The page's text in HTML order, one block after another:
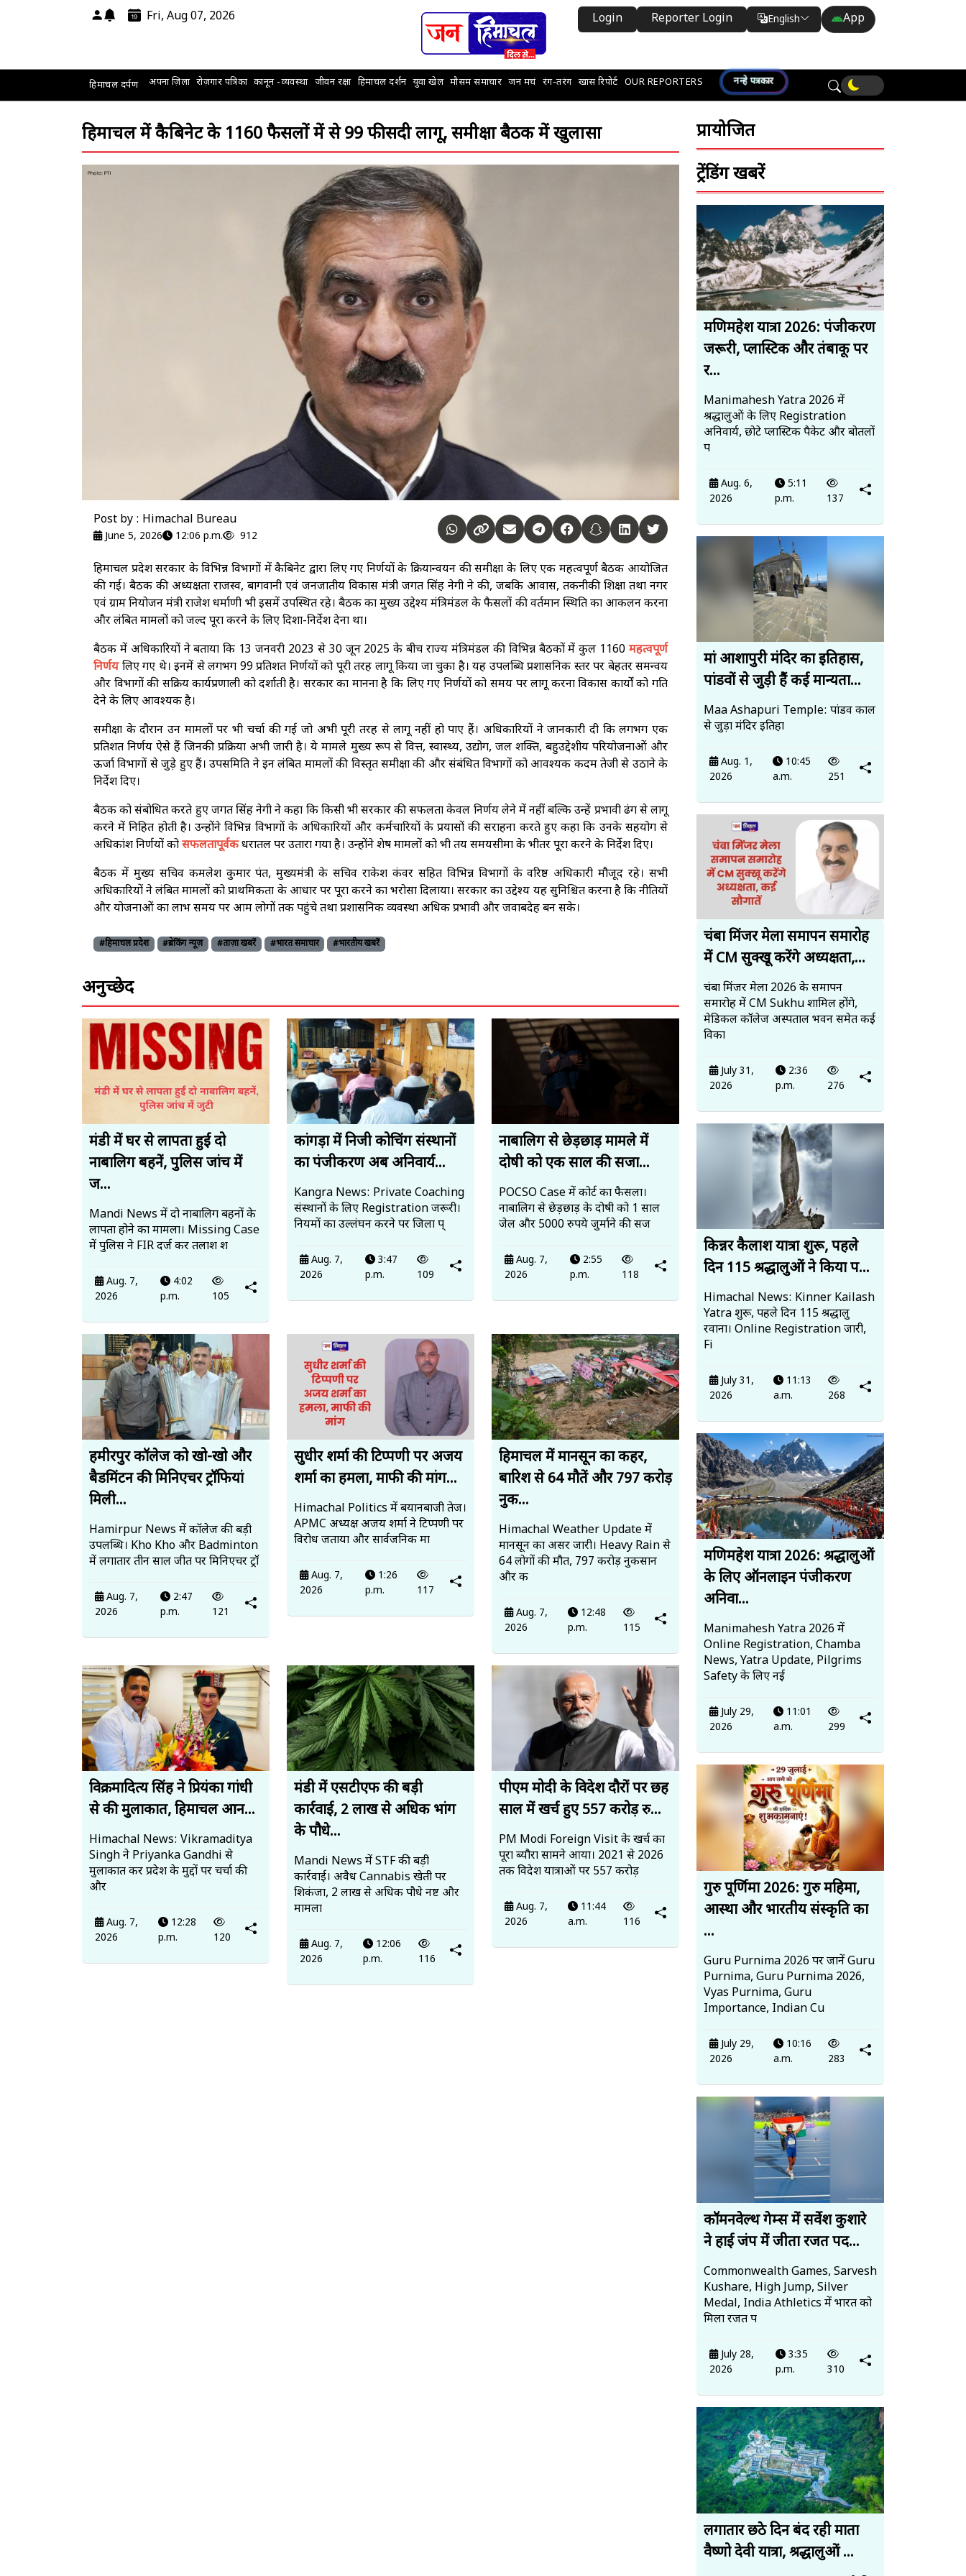
Fri, Aug 07, 2026 Login Reporter Login English
Translate
App
हिमाचल दर्पण अपना ज़िला रोज़गार पत्रिका कानून -व्यवस्था जीवन रक्षा हिमाचल दर्शन युवा खेल मौसम समाचार जन मचं रंग-तरंग खास रिपोर्ट OUR REPORTERS नन्हे पत्रकार
हिमाचल में कैबिनेट के 1160 फैसलों में से 99 फीसदी लागू, समीक्षा बैठक में खुलासा
Post by : Himachal Bureau
June 5, 2026 12:06 p.m. 912
हिमाचल प्रदेश सरकार के विभिन्न विभागों में कैबिनेट द्वारा लिए गए निर्णयों के क्रियान्वयन की समीक्षा के लिए एक महत्वपूर्ण बैठक आयोजित
की गई। बैठक की अध्यक्षता राजस्व, बागवानी एवं जनजातीय विकास मंत्री जगत सिंह नेगी ने की, जबकि आवास, तकनीकी शिक्षा तथा नगर
एवं ग्राम नियोजन मंत्री राजेश धर्माणी भी इसमें उपस्थित रहे। बैठक का मुख्य उद्देश्य मंत्रिमंडल के फैसलों की वर्तमान स्थिति का आकलन करना
और लंबित मामलों को जल्द पूरा करने के लिए दिशा-निर्देश देना था।
बैठक में अधिकारियों ने बताया कि 13 जनवरी 2023 से 30 जून 2025 के बीच राज्य मंत्रिमंडल की विभिन्न बैठकों में कुल 1160 महत्वपूर्ण
निर्णयलिए गए थे। इनमें से लगभग 99 प्रतिशत निर्णयों को पूरी तरह लागू किया जा चुका है। यह उपलब्धि प्रशासनिक स्तर पर बेहतर समन्वय
और विभागों की सक्रिय कार्यप्रणाली को दर्शाती है। सरकार का मानना है कि लिए गए निर्णयों को समय पर लागू करना विकास कार्यों को गति
देने के लिए आवश्यक है।
समीक्षा के दौरान उन मामलों पर भी चर्चा की गई जो अभी पूरी तरह से लागू नहीं हो पाए हैं। अधिकारियों ने जानकारी दी कि लगभग एक
प्रतिशत निर्णय ऐसे हैं जिनकी प्रक्रिया अभी जारी है। ये मामले मुख्य रूप से वित्त, स्वास्थ्य, उद्योग, जल शक्ति, बहुउद्देशीय परियोजनाओं और
ऊर्जा विभागों से जुड़े हुए हैं। उपसमिति ने इन लंबित मामलों की विस्तृत समीक्षा की और संबंधित विभागों को आवश्यक कदम तेजी से उठाने के
निर्देश दिए।
बैठक को संबोधित करते हुए जगत सिंह नेगी ने कहा कि किसी भी सरकार की सफलता केवल निर्णय लेने में नहीं बल्कि उन्हें प्रभावी ढंग से लागू
करने में निहित होती है। उन्होंने विभिन्न विभागों के अधिकारियों और कर्मचारियों के प्रयासों की सराहना करते हुए कहा कि उनके सहयोग से
अधिकांश निर्णयों कोसफलतापूर्वकधरातल पर उतारा गया है। उन्होंने शेष मामलों को भी तय समयसीमा के भीतर पूरा करने के निर्देश दिए।
बैठक में मुख्य सचिव कमलेश कुमार पंत, मुख्यमंत्री के सचिव राकेश कंवर सहित विभिन्न विभागों के वरिष्ठ अधिकारी मौजूद रहे। सभी
अधिकारियों ने लंबित मामलों को प्राथमिकता के आधार पर पूरा करने का भरोसा दिलाया। सरकार का उद्देश्य यह सुनिश्चित करना है कि नीतियों
और योजनाओं का लाभ समय पर आम लोगों तक पहुंचे तथा प्रशासनिक व्यवस्था अधिक प्रभावी और जवाबदेह बन सके।
#हिमाचल प्रदेश #ब्रेकिंग न्यूज़ #ताज़ा खबरें #भारत समाचार #भारतीय खबरें
अनुच्छेद
मंडी में घर से लापता हुईं दो
नाबालिग बहनें, पुलिस जांच में
ज...
Mandi News में दो नाबालिग बहनों के
लापता होने का मामला। Missing Case
में पुलिस ने FIR दर्ज कर तलाश श
Aug. 7,
2026
4:02
p.m.
105
कांगड़ा में निजी कोचिंग संस्थानों
का पंजीकरण अब अनिवार्य...
Kangra News: Private Coaching
संस्थानों के लिए Registration जरूरी।
नियमों का उल्लंघन करने पर जिला प्
Aug. 7,
2026
3:47
p.m.
109
नाबालिग से छेड़छाड़ मामले में
दोषी को एक साल की सजा...
POCSO Case में कोर्ट का फैसला।
नाबालिग से छेड़छाड़ के दोषी को 1 साल
जेल और 5000 रुपये जुर्माने की सज
Aug. 7,
2026
2:55
p.m.
118
हमीरपुर कॉलेज को खो-खो और
बैडमिंटन की मिनिएचर ट्रॉफियां
मिली...
Hamirpur News में कॉलेज की बड़ी
उपलब्धि। Kho Kho और Badminton
में लगातार तीन साल जीत पर मिनिएचर ट्रॉ
Aug. 7,
2026
2:47
p.m.
121
सुधीर शर्मा की टिप्पणी पर अजय
शर्मा का हमला, माफी की मांग...
Himachal Politics में बयानबाजी तेज।
APMC अध्यक्ष अजय शर्मा ने टिप्पणी पर
विरोध जताया और सार्वजनिक मा
Aug. 7,
2026
1:26
p.m.
117
हिमाचल में मानसून का कहर,
बारिश से 64 मौतें और 797 करोड़
नुक...
Himachal Weather Update में
मानसून का असर जारी। Heavy Rain से
64 लोगों की मौत, 797 करोड़ नुकसान
और क
Aug. 7,
2026
12:48
p.m.
115
विक्रमादित्य सिंह ने प्रियंका गांधी
से की मुलाकात, हिमाचल आन...
Himachal News: Vikramaditya
Singh ने Priyanka Gandhi से
मुलाकात कर प्रदेश के मुद्दों पर चर्चा की
और
Aug. 7,
2026
12:28
p.m.
120
मंडी में एसटीएफ की बड़ी
कार्रवाई, 2 लाख से अधिक भांग
के पौधे...
Mandi News में STF की बड़ी
कार्रवाई। अवैध Cannabis खेती पर
शिकंजा, 2 लाख से अधिक पौधे नष्ट और
मामला
Aug. 7,
2026
12:06
p.m.
116
पीएम मोदी के विदेश दौरों पर छह
साल में खर्च हुए 557 करोड़ रु...
PM Modi Foreign Visit के खर्च का
पूरा ब्यौरा सामने आया। 2021 से 2026
तक विदेश यात्राओं पर 557 करोड़
Aug. 7,
2026
11:44
a.m.
116
प्रायोजित
ट्रेंडिंग खबरें
मणिमहेश यात्रा 2026: पंजीकरण
जरूरी, प्लास्टिक और तंबाकू पर
र...
Manimahesh Yatra 2026 में
श्रद्धालुओं के लिए Registration
अनिवार्य, छोटे प्लास्टिक पैकेट और बोतलों
प
Aug. 6,
2026
5:11
p.m.
137
मां आशापुरी मंदिर का इतिहास,
पांडवों से जुड़ी हैं कई मान्यता...
Maa Ashapuri Temple: पांडव काल
से जुड़ा मंदिर इतिहा
Aug. 1,
2026
10:45
a.m.
251
चंबा मिंजर मेला समापन समारोह
में CM सुक्खू करेंगे अध्यक्षता,...
चंबा मिंजर मेला 2026 के समापन
समारोह में CM Sukhu शामिल होंगे,
मेडिकल कॉलेज अस्पताल भवन समेत कई
विका
July 31,
2026
2:36
p.m.
276
किन्नर कैलाश यात्रा शुरू, पहले
दिन 115 श्रद्धालुओं ने किया प...
Himachal News: Kinner Kailash
Yatra शुरू, पहले दिन 115 श्रद्धालु
रवाना। Online Registration जारी,
Fi
July 31,
2026
11:13
a.m.
268
मणिमहेश यात्रा 2026: श्रद्धालुओं
के लिए ऑनलाइन पंजीकरण
अनिवा...
Manimahesh Yatra 2026 में
Online Registration, Chamba
News, Yatra Update, Pilgrims
Safety के लिए नई
July 29,
2026
11:01
a.m.
299
गुरु पूर्णिमा 2026: गुरु महिमा,
आस्था और भारतीय संस्कृति का
...
Guru Purnima 2026 पर जानें Guru
Purnima, Guru Purnima 2026,
Vyas Purnima, Guru
Importance, Indian Cu
July 29,
2026
10:16
a.m.
283
कॉमनवेल्थ गेम्स में सर्वेश कुशारे
ने हाई जंप में जीता रजत पद...
Commonwealth Games, Sarvesh
Kushare, High Jump, Silver
Medal, India Athletics में भारत को
मिला रजत प
July 28,
2026
3:35
p.m.
310
लगातार छठे दिन बंद रही माता
वैष्णो देवी यात्रा, श्रद्धालुओं ...